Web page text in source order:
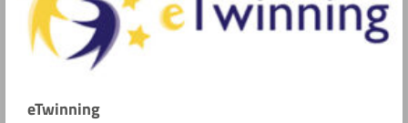
eTwinning